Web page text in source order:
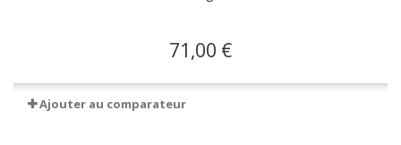
71,00 €
Ajouter au comparateur